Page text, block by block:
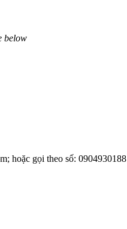
below
hoặc gọi theo số: 0904930188